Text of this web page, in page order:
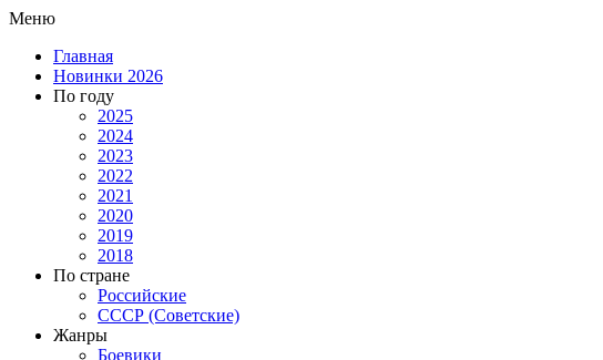
Меню
Главная
Новинки 2026
По году
2025
2024
2023
2022
2021
2020
2019
2018
По стране
Российские
СССР (Советские)
Жанры
Боевики